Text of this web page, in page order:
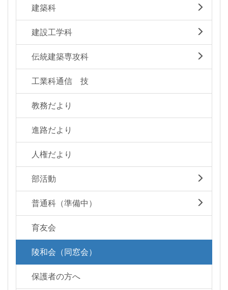
建築科
建設工学科
伝統建築専攻科
工業科通信 技
教務だより
進路だより
人権だより
部活動
普通科（準備中）
育友会
陵和会（同窓会）
保護者の方へ